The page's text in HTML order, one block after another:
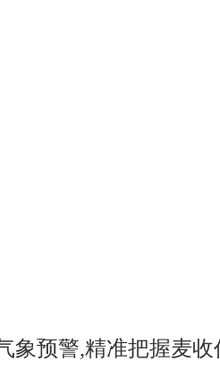
预警,精准把握麦收